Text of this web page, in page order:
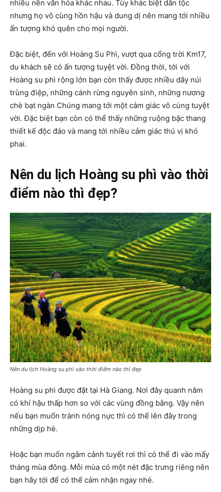
nhiều nền văn hóa khác nhau. Tùy khác biệt dân tộc
nhưng họ vô cùng hồn hậu và dung dị nên mang tới nhiều
ấn tượng khó quên cho mọi người.
Đặc biệt, đến với Hoàng Su Phì, vượt qua cổng trời Km17,
du khách sẽ có ấn tượng tuyệt vời. Đồng thời, tới với
Hoàng su phì rộng lớn bạn còn thấy được nhiều dãy núi
trùng điệp, những cánh rừng nguyên sinh, những nương
chè bạt ngàn Chúng mang tới một cảm giác vô cùng tuyệt
vời. Đặc biệt bạn còn có thể thấy những ruộng bậc thang
thiết kế độc đáo và mang tới nhiều cảm giác thú vị khó
phai.
Nên du lịch Hoàng su phì vào thời
điểm nào thì đẹp?
Nên du lịch Hoàng su phì vào thời điểm nào thì đẹp
Hoàng su phì được đặt tại Hà Giang. Nơi đây quanh năm
có khí hậu thấp hơn so với các vùng đồng bằng. Vậy nên
nếu bạn muốn tránh nóng nực thì có thể lên đây trong
những dịp hè.
Hoặc bạn muốn ngắm cảnh tuyết rơi thì có thể đi vào mấy
tháng mùa đông. Mỗi mùa có một nét đặc trưng riêng nên
bạn hãy tới để có thể cảm nhận ngay nhé.